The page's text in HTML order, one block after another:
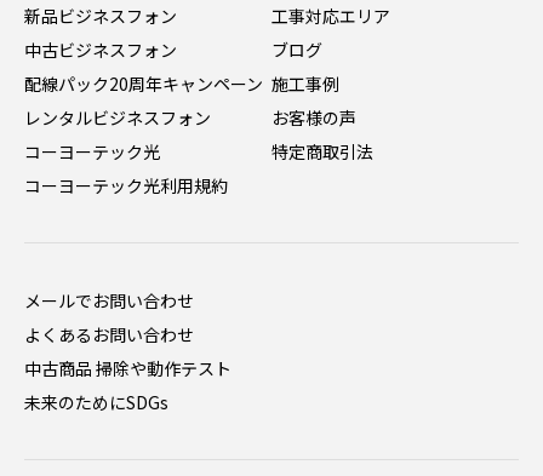
新品ビジネスフォン
中古ビジネスフォン
配線パック20周年キャンペーン
レンタルビジネスフォン
コーヨーテック光
コーヨーテック光利用規約
工事対応エリア
ブログ
施工事例
お客様の声
特定商取引法
メールでお問い合わせ
よくあるお問い合わせ
中古商品 掃除や動作テスト
未来のためにSDGs